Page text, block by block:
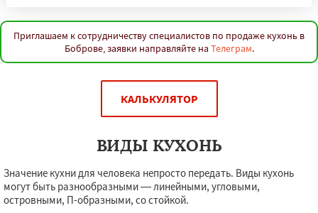
Приглашаем к сотрудничеству специалистов по продаже кухонь в
Боброве, заявки направляйте на Телеграм.
КАЛЬКУЛЯТОР
ВИДЫ КУХОНЬ
Значение кухни для человека непросто передать. Виды кухонь
могут быть разнообразными — линейными, угловыми,
островными, П-образными, со стойкой.